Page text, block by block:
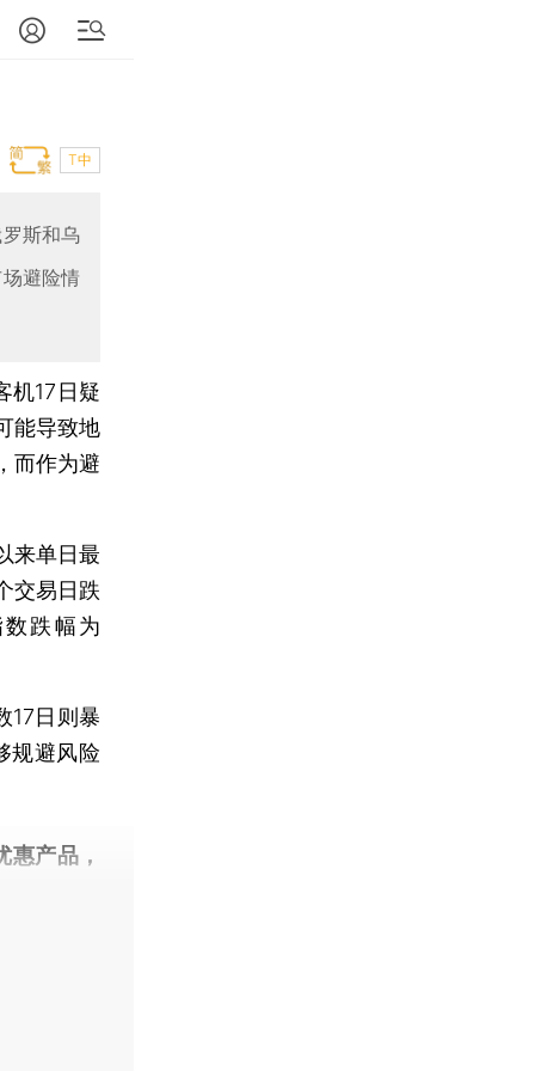
T中
斯和乌
避险情
17日疑
能导致地
而作为避
来单日最
交易日跌
跌幅为
日则暴
规避风险
产品，